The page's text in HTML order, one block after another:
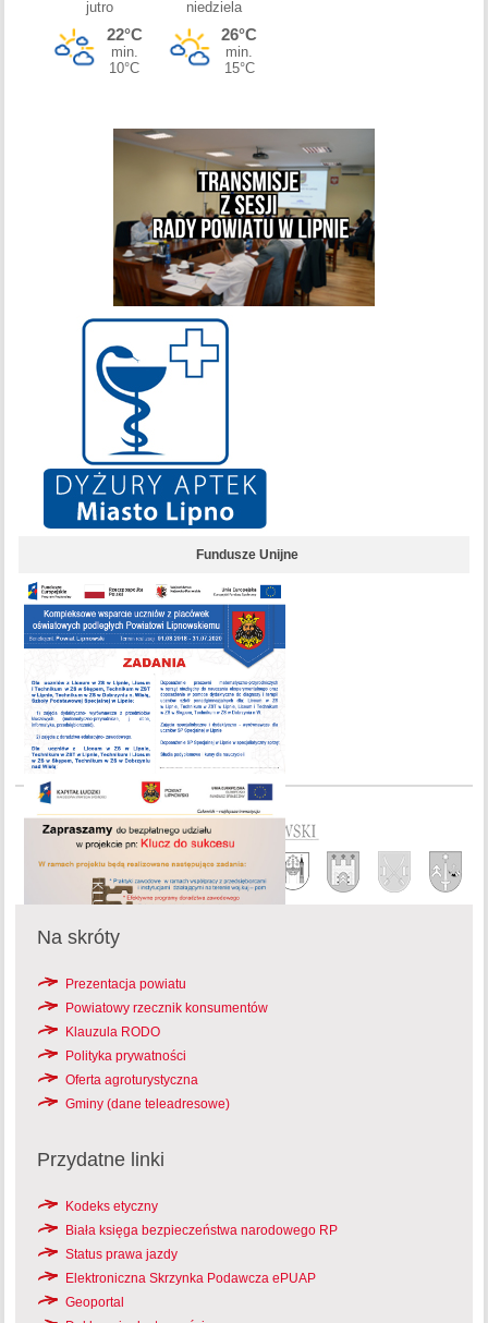
Fundusze Unijne
Na skróty
Prezentacja powiatu
Powiatowy rzecznik konsumentów
Klauzula RODO
Polityka prywatności
Oferta agroturystyczna
Gminy (dane teleadresowe)
Przydatne linki
Kodeks etyczny
Biała księga bezpieczeństwa narodowego RP
Status prawa jazdy
Elektroniczna Skrzynka Podawcza ePUAP
Geoportal